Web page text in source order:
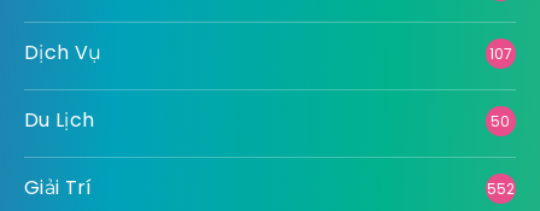
Dịch Vụ 107
Du Lịch 50
Giải Trí 552